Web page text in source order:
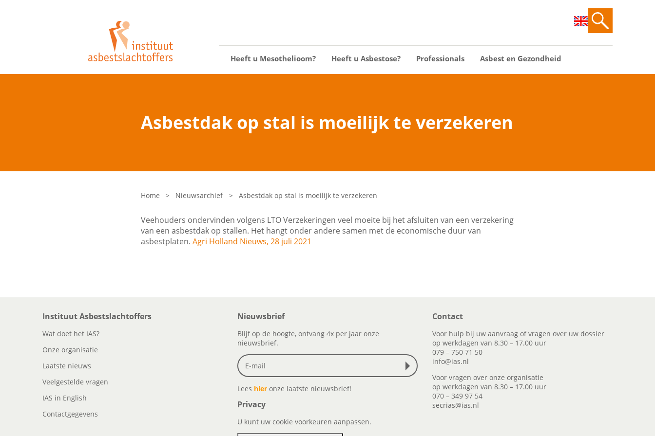
Heeft u Mesothelioom? Heeft u Asbestose? Professionals Asbest en Gezondheid
Asbestdak op stal is moeilijk te verzekeren
Home > Nieuwsarchief > Asbestdak op stal is moeilijk te verzekeren
Veehouders ondervinden volgens LTO Verzekeringen veel moeite bij het afsluiten van een verzekering
van een asbestdak op stallen. Het hangt onder andere samen met de economische duur van
asbestplaten. Agri Holland Nieuws, 28 juli 2021
Instituut Asbestslachtoffers
Wat doet het IAS?
Onze organisatie
Laatste nieuws
Veelgestelde vragen
IAS in English
Contactgegevens
Nieuwsbrief
Blijf op de hoogte, ontvang 4x per jaar onze
nieuwsbrief.
Lees hier onze laatste nieuwsbrief!
Privacy
U kunt uw cookie voorkeuren aanpassen.
Contact
Voor hulp bij uw aanvraag of vragen over uw dossier
op werkdagen van 8.30 – 17.00 uur
079 – 750 71 50
info@ias.nl
Voor vragen over onze organisatie
op werkdagen van 8.30 – 17.00 uur
070 – 349 97 54
secrias@ias.nl